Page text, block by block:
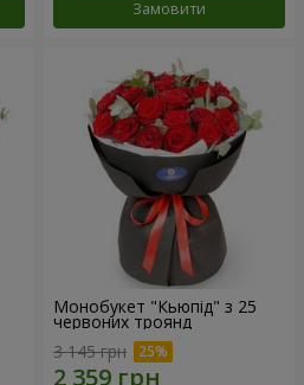
Замовити
Монобукет "Кьюпід" з 25
червоних троянд
3 145 грн